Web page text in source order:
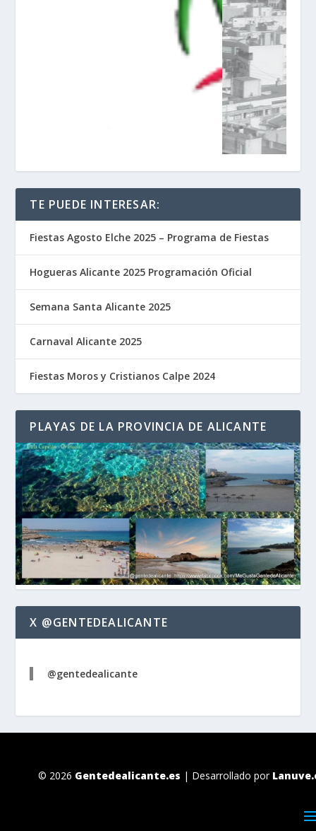
TE PUEDE INTERESAR:
Fiestas Agosto Elche 2025 – Programa de Fiestas
Hogueras Alicante 2025 Programación Oficial
Semana Santa Alicante 2025
Carnaval Alicante 2025
Fiestas Moros y Cristianos Calpe 2024
PLAYAS DE LA PROVINCIA DE ALICANTE
X @GENTEDEALICANTE
@gentedealicante
© 2026 Gentedealicante.es | Desarrollado por